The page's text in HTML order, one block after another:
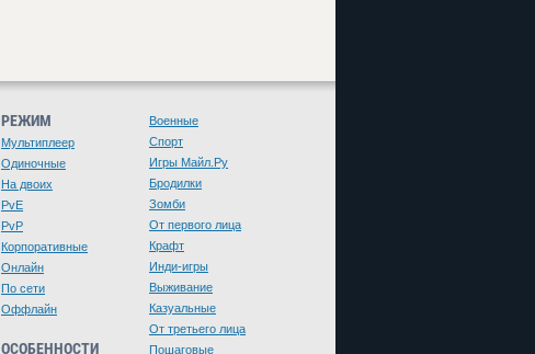
РЕЖИМ
Мультиплеер
Одиночные
На двоих
PvE
PvP
Корпоративные
Онлайн
По сети
Оффлайн
ОСОБЕННОСТИ
Военные
Спорт
Игры Майл.Ру
Бродилки
Зомби
От первого лица
Крафт
Инди-игры
Выживание
Казуальные
От третьего лица
Пошаговые